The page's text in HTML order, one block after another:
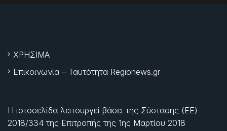
ΧΡΗΣΙΜΑ
Επικοινωνία – Ταυτότητα Regionews.gr
Η ιστοσελίδα λειτουργεί βάσει της Σύστασης (ΕΕ)
2018/334 της Επιτροπής της 1ης Μαρτίου 2018